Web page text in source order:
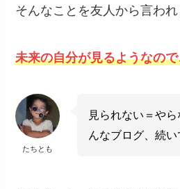
そんなことを友人から言われ
未来の自分が見るようなの
たちとも
見られない＝や
んなブログ、続